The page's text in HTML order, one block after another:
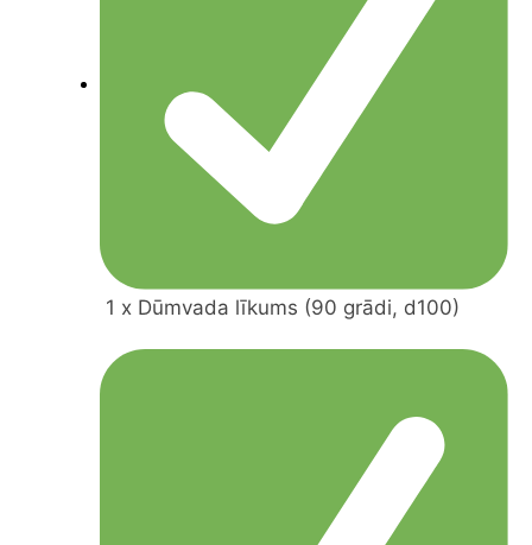
1 x Dūmvada līkums (90 grādi, d100)